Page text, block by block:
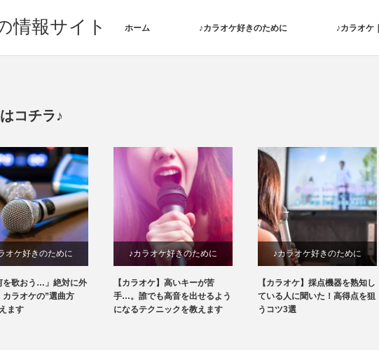
情報サイト ホーム ♪カラオケ好きのために ♪カラオケ
コチラ♪
オケ好きのために
を歌おう…」絶対に外
カラオケの”選曲方
ます
♪カラオケ好きのために
【カラオケ】高いキーが苦
手…。誰でも高音を出せるよう
になるテクニックを教えます
♪カラオケ好きのために
【カラオケ】採点機器を熟知し
ている人に聞いた！高得点を狙
うコツ3選